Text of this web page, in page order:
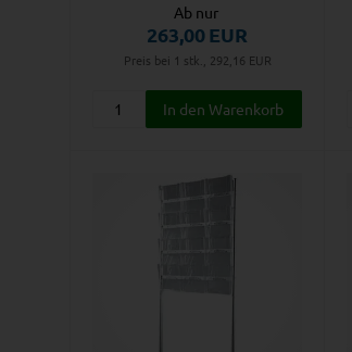
Ab nur
263,00EUR
Preis bei 1 stk., 292,16 EUR